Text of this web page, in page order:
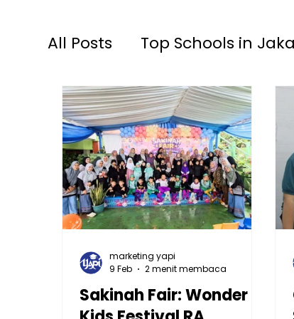
All Posts Top Schools in
TKIA 13 Rawamangun
Raudhatul Athfal Sakinah
Sakinah Fair: Wonder
marketing yapi
9 Feb
2 menit membaca